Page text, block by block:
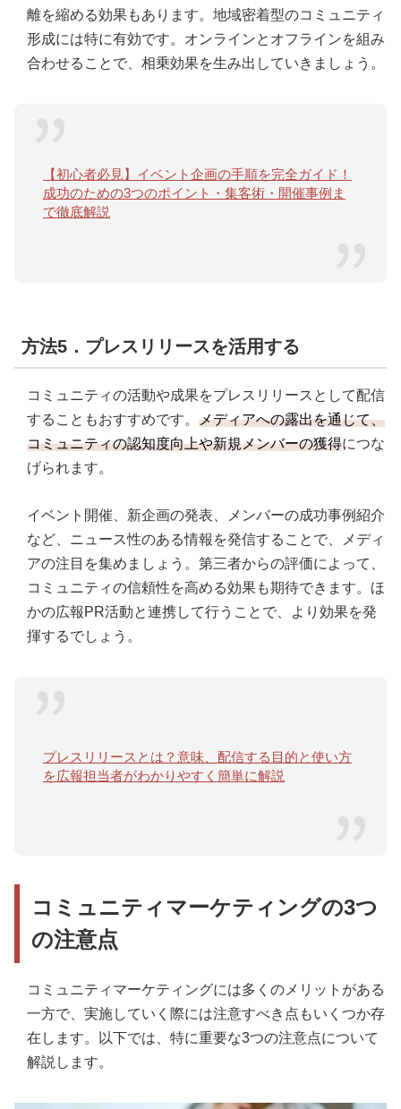
離を縮める効果もあります。地域密着型のコミュニティ
形成には特に有効です。オンラインとオフラインを組み
合わせることで、相乗効果を生み出していきましょう。
【初心者必見】イベント企画の手順を完全ガイド！
成功のための3つのポイント・集客術・開催事例ま
で徹底解説
方法5．プレスリリースを活用する
コミュニティの活動や成果をプレスリリースとして配信
することもおすすめです。 メディアへの露出を通じて、
コミュニティの認知度向上や新規メンバーの獲得につな
げられます。
イベント開催、新企画の発表、メンバーの成功事例紹介
など、ニュース性のある情報を発信することで、メディ
アの注目を集めましょう。第三者からの評価によって、
コミュニティの信頼性を高める効果も期待できます。ほ
かの広報PR活動と連携して行うことで、より効果を発
揮するでしょう。
プレスリリースとは？意味、配信する目的と使い方
を広報担当者がわかりやすく簡単に解説
コミュニティマーケティングの3つ
の注意点
コミュニティマーケティングには多くのメリットがある
一方で、実施していく際には注意すべき点もいくつか存
在します。以下では、特に重要な3つの注意点について
解説します。